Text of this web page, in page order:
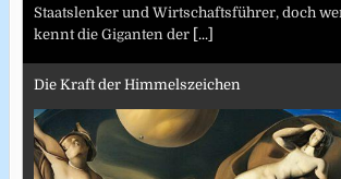
Staatslenker und Wirtschaftsführer, doch
kennt die Giganten der [...]
Die Kraft der Himmelszeichen